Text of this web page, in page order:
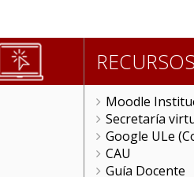
Moodle
Secretaría
Google ULe
CAU
Guía Docente